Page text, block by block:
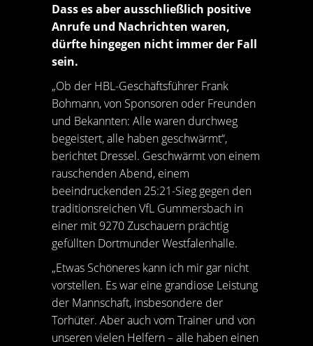
Dass es aber ausschließlich positive
Anrufe und Nachrichten waren,
dürfte hingegen nicht immer der Fall
sein.
„Ob der HBL-Geschäftsführer Frank
Bohmann, von Sponsoren oder Freunden
und Bekannten: Alle waren durchweg
begeistert, alle haben geschwärmt“,
berichtet Dressel. Geschwärmt von einem
rauschenden Abend, einem
beeindruckenden 25:21-Sieg gegen den
traditionsreichen VfL Gummersbach in
einer mit 9270 Zuschauern prächtig
gefüllten Dortmunder Westfalenhalle.
„Etwas Schöneres kann ich mir gar nicht
vorstellen. Es war eine grandiose Leistung
der Mannschaft, insbesondere der
Torhüter. Aber auch vom Trainer und von
unseren vielen Helfern – alle haben einen